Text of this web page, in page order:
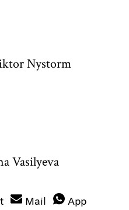
Nystorm
Vasilyeva
Mail App